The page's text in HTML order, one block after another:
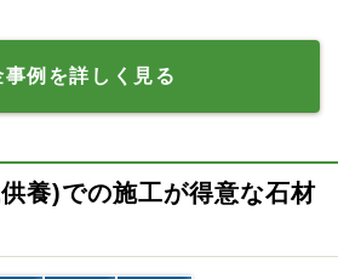
事例を詳しく見る
養)での施工が得意な石材